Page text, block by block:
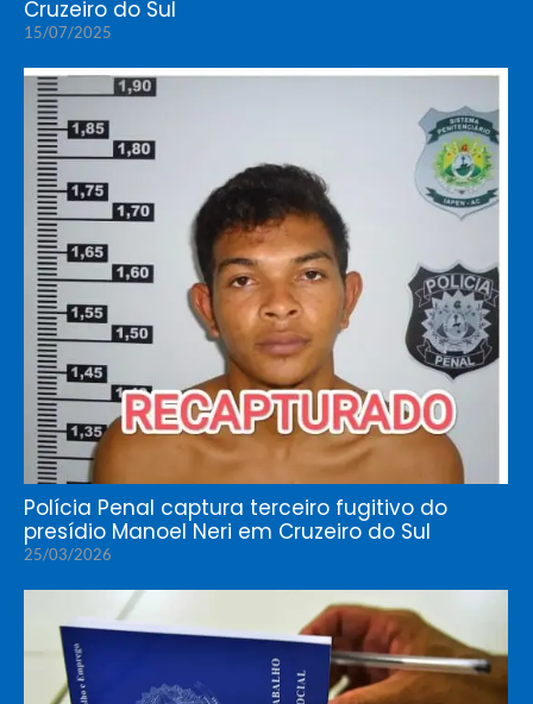
Cruzeiro do Sul
15/07/2025
Polícia Penal captura terceiro fugitivo do
presídio Manoel Neri em Cruzeiro do Sul
25/03/2026